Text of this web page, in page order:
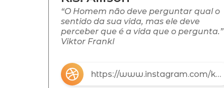
“O Homem não deve perguntar qual o
sentido da sua vida, mas ele deve
perceber que é a vida que o pergunta.”
Viktor Frankl
https://www.instagram.com/k.s.allison/